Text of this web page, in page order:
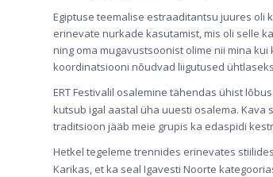
Egiptuse teemalise estraaditantsu juures oli
erinevate nurkade kasutamist, mis oli selle
ning oma mugavustsoonist olime nii mina
koordinatsiooni nõudvad liigutused
ERT Festivalil osalemine tähendas ühist
kutsub igal aastal üha uuesti osalema.
traditsioon jääb meie grupis ka edaspidi
Hetkel tegeleme trennides erinevates
Karikas, et ka seal Igavesti Noorte